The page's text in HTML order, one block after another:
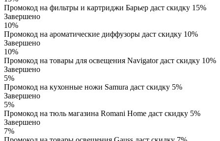
Промокод на фильтры и картриджи Барьер даст скидку 15%
Завершено
10%
Промокод на ароматические диффузоры даст скидку 10%
Завершено
10%
Промокод на товары для освещения Navigator даст скидку 10%
Завершено
5%
Промокод на кухонные ножи Samura даст скидку 5%
Завершено
5%
Промокод на тюль магазина Romani Home даст скидку 5%
Завершено
7%